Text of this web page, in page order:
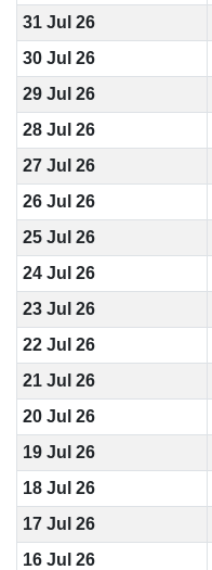
31 Jul 26
30 Jul 26
29 Jul 26
28 Jul 26
27 Jul 26
26 Jul 26
25 Jul 26
24 Jul 26
23 Jul 26
22 Jul 26
21 Jul 26
20 Jul 26
19 Jul 26
18 Jul 26
17 Jul 26
16 Jul 26